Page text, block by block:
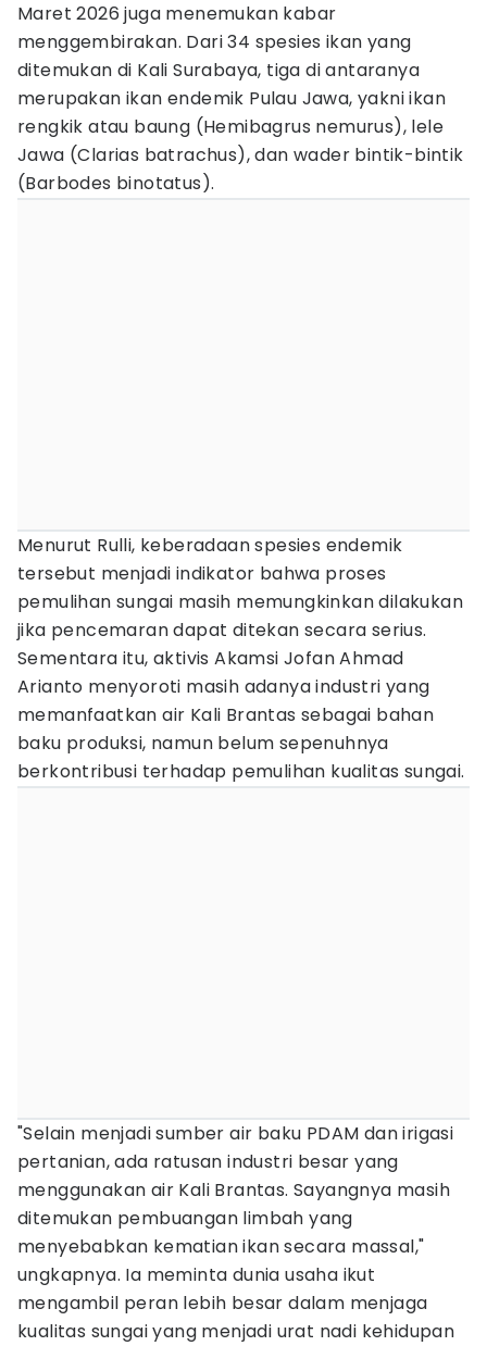
Maret 2026 juga menemukan kabar
menggembirakan. Dari 34 spesies ikan yang
ditemukan di Kali Surabaya, tiga di antaranya
merupakan ikan endemik Pulau Jawa, yakni ikan
rengkik atau baung (Hemibagrus nemurus), lele
Jawa (Clarias batrachus), dan wader bintik-bintik
(Barbodes binotatus).
Menurut Rulli, keberadaan spesies endemik
tersebut menjadi indikator bahwa proses
pemulihan sungai masih memungkinkan dilakukan
jika pencemaran dapat ditekan secara serius.
Sementara itu, aktivis Akamsi Jofan Ahmad
Arianto menyoroti masih adanya industri yang
memanfaatkan air Kali Brantas sebagai bahan
baku produksi, namun belum sepenuhnya
berkontribusi terhadap pemulihan kualitas sungai.
"Selain menjadi sumber air baku PDAM dan irigasi
pertanian, ada ratusan industri besar yang
menggunakan air Kali Brantas. Sayangnya masih
ditemukan pembuangan limbah yang
menyebabkan kematian ikan secara massal,"
ungkapnya. Ia meminta dunia usaha ikut
mengambil peran lebih besar dalam menjaga
kualitas sungai yang menjadi urat nadi kehidupan